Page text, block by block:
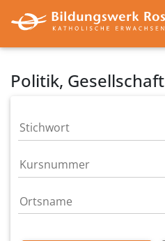
Politik, Gesellschaft